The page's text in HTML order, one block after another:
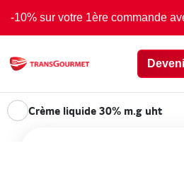
-10% sur votre 1ère commande
Crème liquide 30% m.g uht